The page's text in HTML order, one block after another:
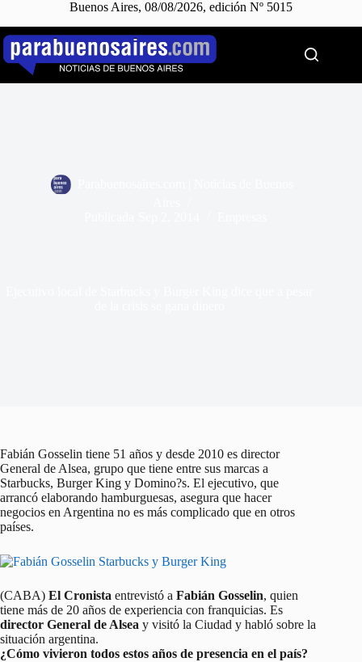
Buenos Aires, 08/08/2026, edición Nº 5015
Saltar
contenido
Fabián Gosselin tiene 51 años y desde 2010 es director
General de Alsea, grupo que tiene entre sus marcas a
Starbucks, Burger King y Domino?s. El ejecutivo, que
arrancó elaborando hamburguesas, asegura que hacer
negocios en Argentina no es más complicado que en otros
países.
(CABA) El Cronista entrevistó a Fabián Gosselin, quien
tiene más de 20 años de experiencia con franquicias. Es
director General de Alsea y visitó la Ciudad y habló sobre la
situación argentina.
¿Cómo vivieron todos estos años de presencia en el país?